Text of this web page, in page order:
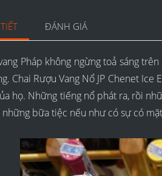
ĐÁNH GIÁ
Pháp không ngừng toả sáng
Chai Rượu Vang Nổ JP Chenet
họ. Những tiếng nổ phát ra, rồi
bữa tiệc nếu như có sự có